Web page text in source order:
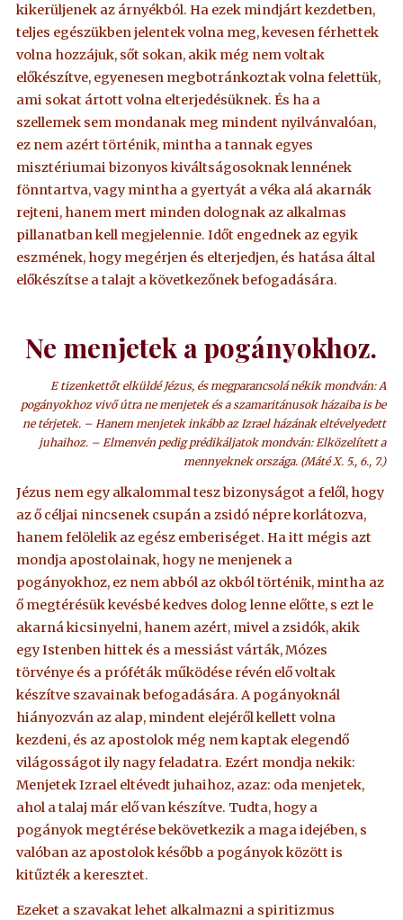
kikerüljenek az árnyékból. Ha ezek mindjárt kezdetben,
teljes egészükben jelentek volna meg, kevesen férhettek
volna hozzájuk, sőt sokan, akik még nem voltak
előkészítve, egyenesen megbotránkoztak volna felettük,
ami sokat ártott volna elterjedésüknek. És ha a
szellemek sem mondanak meg mindent nyilvánvalóan,
ez nem azért történik, mintha a tannak egyes
misztériumai bizonyos kiváltságosoknak lennének
fönntartva, vagy mintha a gyertyát a véka alá akarnák
rejteni, hanem mert minden dolognak az alkalmas
pillanatban kell megjelennie. Időt engednek az egyik
eszmének, hogy megérjen és elterjedjen, és hatása által
előkészítse a talajt a következőnek befogadására.
Ne menjetek a pogányokhoz.
E tizenkettőt elküldé Jézus, és megparancsolá nékik mondván: A
pogányokhoz vivő útra ne menjetek és a szamaritánusok házaiba is be
ne térjetek. – Hanem menjetek inkább az Izrael házának eltévelyedett
juhaihoz. – Elmenvén pedig prédikáljatok mondván: Elközelített a
mennyeknek országa. (Máté X. 5., 6., 7.)
Jézus nem egy alkalommal tesz bizonyságot a felől, hogy
az ő céljai nincsenek csupán a zsidó népre korlátozva,
hanem felölelik az egész emberiséget. Ha itt mégis azt
mondja apostolainak, hogy ne menjenek a
pogányokhoz, ez nem abból az okból történik, mintha az
ő megtérésük kevésbé kedves dolog lenne előtte, s ezt le
akarná kicsinyelni, hanem azért, mivel a zsidók, akik
egy Istenben hittek és a messiást várták, Mózes
törvénye és a próféták működése révén elő voltak
készítve szavainak befogadására. A pogányoknál
hiányozván az alap, mindent elejéről kellett volna
kezdeni, és az apostolok még nem kaptak elegendő
világosságot ily nagy feladatra. Ezért mondja nekik:
Menjetek Izrael eltévedt juhaihoz, azaz: oda menjetek,
ahol a talaj már elő van készítve. Tudta, hogy a
pogányok megtérése bekövetkezik a maga idejében, s
valóban az apostolok később a pogányok között is
kitűzték a keresztet.
Ezeket a szavakat lehet alkalmazni a spiritizmus